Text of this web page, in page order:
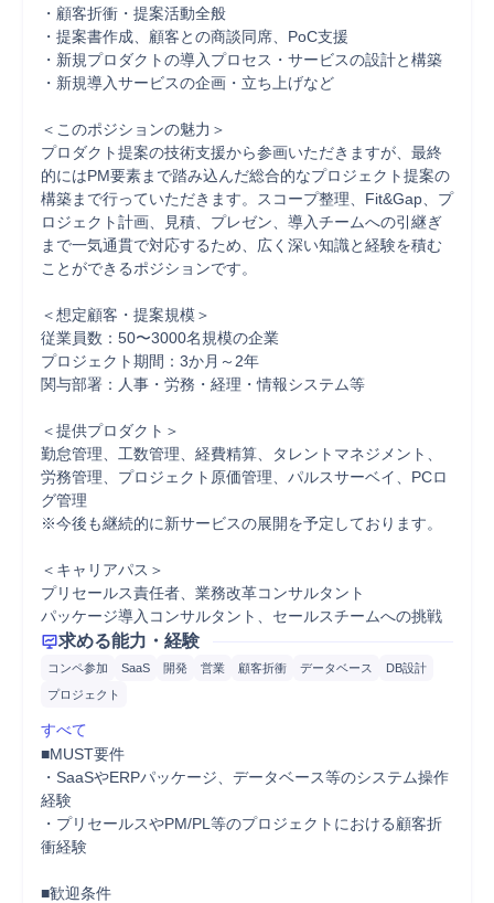
・顧客折衝・提案活動全般
・提案書作成、顧客との商談同席、PoC支援
・新規プロダクトの導入プロセス・サービスの設計と構築
・新規導入サービスの企画・立ち上げなど
＜このポジションの魅力＞
プロダクト提案の技術支援から参画いただきますが、最終
的にはPM要素まで踏み込んだ総合的なプロジェクト提案の
構築まで行っていただきます。スコープ整理、Fit&Gap、プ
ロジェクト計画、見積、プレゼン、導入チームへの引継ぎ
まで一気通貫で対応するため、広く深い知識と経験を積む
ことができるポジションです。
＜想定顧客・提案規模＞
従業員数：50〜3000名規模の企業
プロジェクト期間：3か月～2年
関与部署：人事・労務・経理・情報システム等
＜提供プロダクト＞
勤怠管理、工数管理、経費精算、タレントマネジメント、
労務管理、プロジェクト原価管理、パルスサーベイ、PCロ
グ管理
※今後も継続的に新サービスの展開を予定しております。
＜キャリアパス＞
プリセールス責任者、業務改革コンサルタント
パッケージ導入コンサルタント、セールスチームへの挑戦
求める能力・経験
コンペ参加 SaaS 開発 営業 顧客折衝 データベース
DB設計
プロジェクト
すべて
■MUST要件
・SaaSやERPパッケージ、データベース等のシステム操作
経験
・プリセールスやPM/PL等のプロジェクトにおける顧客折
衝経験
■歓迎条件